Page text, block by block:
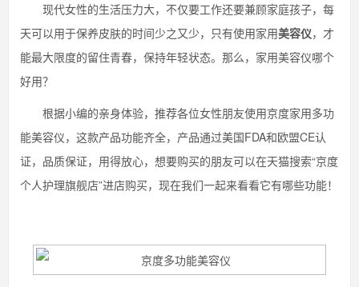
现代女性的生活压力大，不仅要工作还要兼顾家庭孩子，每
天可以用于保养皮肤的时间少之又少，只有使用家用美容仪，才
能最大限度的留住青春，保持年轻状态。那么，家用美容仪哪个
好用？
根据小编的亲身体验，推荐各位女性朋友使用京度家用多功
能美容仪，这款产品功能齐全，产品通过美国FDA和欧盟CE认
证，品质保证，用得放心，想要购买的朋友可以在天猫搜索“京度
个人护理旗舰店”进店购买，现在我们一起来看看它有哪些功能！